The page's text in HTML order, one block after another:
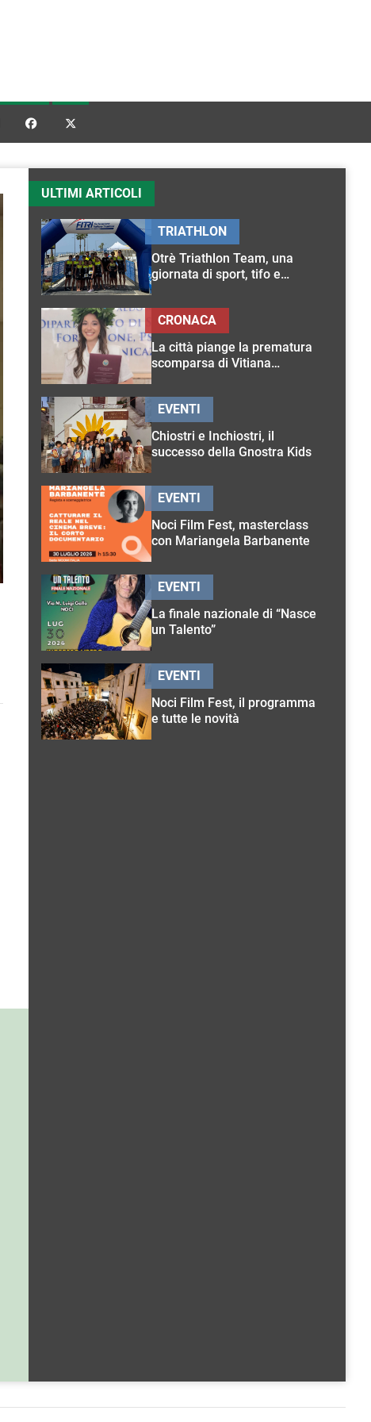
 
ULTIMI ARTICOLI
Otrè Triathlon Team, una
giornata di sport, tifo e
TRIATHLON
La città piange la prematura
scomparsa di Vitiana
CRONACA
Chiostri e Inchiostri, il
successo della Gnostra Kids
EVENTI
Noci Film Fest, masterclass
con Mariangela Barbanente
EVENTI
La finale nazionale di “Nasce
un Talento”
EVENTI
Noci Film Fest, il programma
e tutte le novità
EVENTI